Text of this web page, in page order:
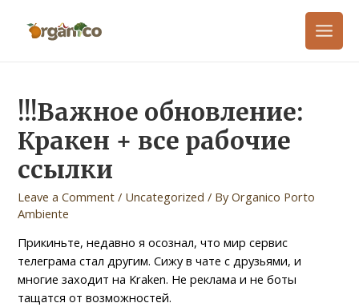
!!!Важное обновление:
Кракен + все рабочие
ссылки
Leave a Comment / Uncategorized / ByOrganico Porto
Ambiente
Прикиньте, недавно я осознал, что мир сервис
телеграма стал другим. Сижу в чате с друзьями, и
многие заходит на Kraken. Не реклама и не боты
тащатся от возможностей.